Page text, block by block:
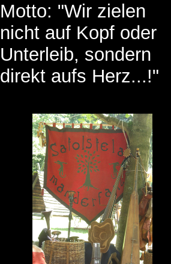
Motto: "Wir zielen
nicht auf Kopf oder
Unterleib, sondern
direkt aufs Herz...!"